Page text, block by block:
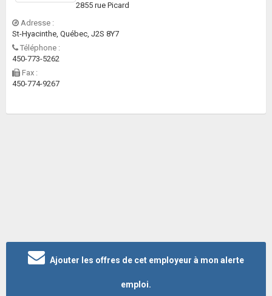
Adresse :
2855 rue Picard
St-Hyacinthe, Québec, J2S 8Y7
Téléphone :
450-773-5262
Fax :
450-774-9267
Ajouter les offres de cet employeur à mon alerte
emploi.